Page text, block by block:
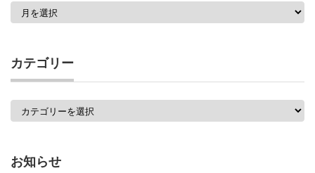
過
一
覧
カテゴリー
カ
お知らせ